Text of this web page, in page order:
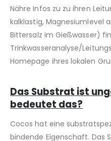
Nähre Infos zu zu ihren
kalklastig, Magnesiumlevel
Bittersalz im Gießwasser)
Trinkwasseranalyse/
Homepage ihres lokalen
Das Substrat ist
bedeutet das?
Cocos hat eine
bindende Eigenschaft. Das